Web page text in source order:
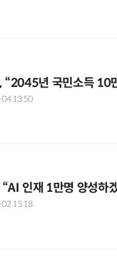
“2045년 국민소득 10
13:50
“AI 인재 1만명 양성하
15:18